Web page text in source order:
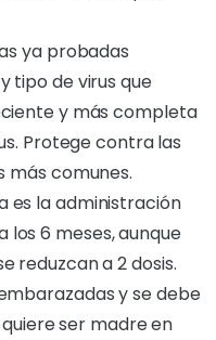
ya probadas
tipo de virus que
y más completa
Protege contra las
más comunes.
es la administración
los 6 meses, aunque
reduzcan a 2 dosis.
y se debe
ser madre en